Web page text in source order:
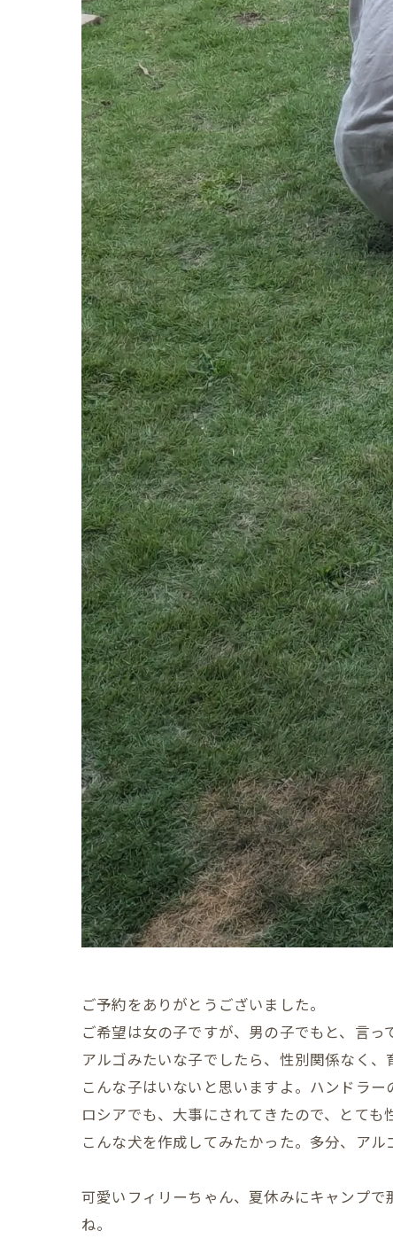
ご予約をありがとうございました。
ご希望は女の子ですが、男の子でもと、言っ
アルゴみたいな子でしたら、性別関係なく、
こんな子はいないと思いますよ。ハンドラ
ロシアでも、大事にされてきたので、とて
こんな犬を作成してみたかった。多分、アル
可愛いフィリーちゃん、夏休みにキャンプ
ね。